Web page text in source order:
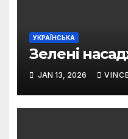
УКРАЇНСЬКА
Зелені
JAN 13, 2026